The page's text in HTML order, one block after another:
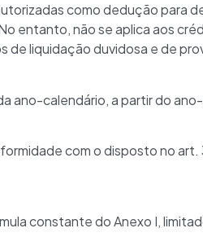
como dedução para
entanto, não se aplica aos
liquidação duvidosa e de
ano-calendário, a partir do
com o disposto no art.
constante do Anexo I,